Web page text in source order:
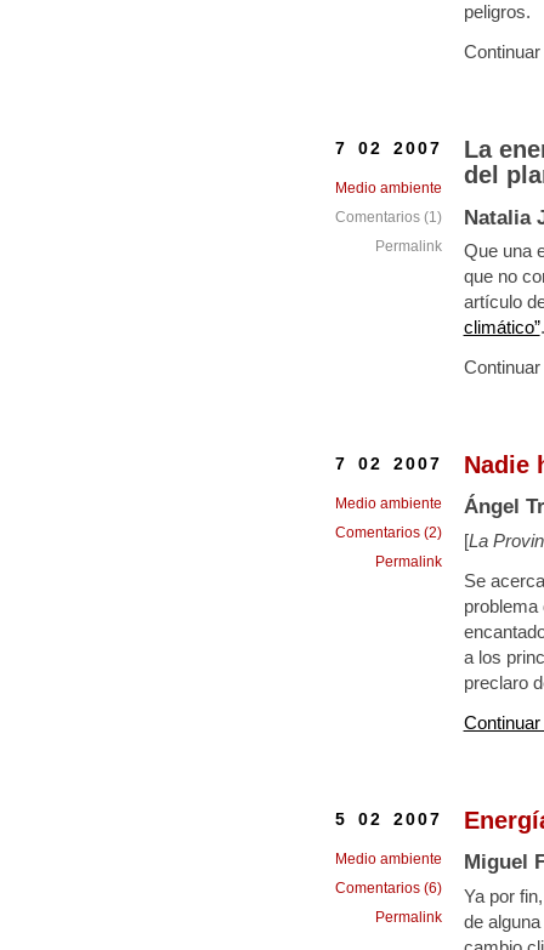
peligros.
La
del
Natalia
Que una
que no
artículo
climático”.
7 02 2007
Medio ambiente
Comentarios (1)
Permalink
Nadie
Ángel
[La
Se
problema
a los
preclaro
7 02 2007
Medio ambiente
Comentarios (2)
Permalink
Miguel
Ya por
de
5 02 2007
Medio ambiente
Comentarios (6)
Permalink